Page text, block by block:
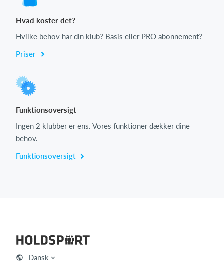
Hvad koster det?
Hvilke behov har din klub? Basis eller PRO abonnement?
Priser
Funktionsoversigt
Ingen 2 klubber er ens. Vores funktioner dækker dine
behov.
Funktionsoversigt
Dansk